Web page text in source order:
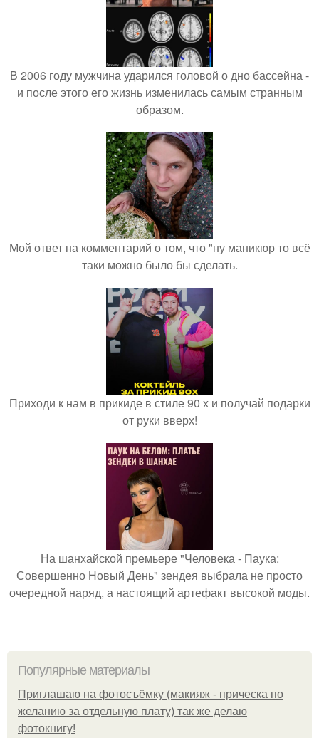
В 2006 году мужчина ударился головой о дно бассейна -
и после этого его жизнь изменилась самым странным
образом.
Мой ответ на комментарий о том, что "ну маникюр то всё
таки можно было бы сделать.
Приходи к нам в прикиде в стиле 90 х и получай подарки
от руки вверх!
На шанхайской премьере "Человека - Паука:
Совершенно Новый День" зендея выбрала не просто
очередной наряд, а настоящий артефакт высокой моды.
Популярные материалы
Приглашаю на фотосъёмку (макияж - прическа по
желанию за отдельную плату) так же делаю
фотокнигу!